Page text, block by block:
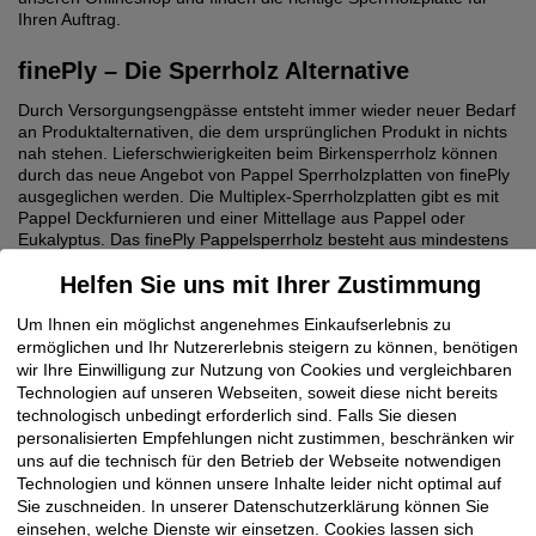
Ihren Auftrag.
finePly – Die Sperrholz Alternative
Durch Versorgungsengpässe entsteht immer wieder neuer Bedarf
an Produktalternativen, die dem ursprünglichen Produkt in nichts
nah stehen. Lieferschwierigkeiten beim Birkensperrholz können
durch das neue Angebot von Pappel Sperrholzplatten von finePly
ausgeglichen werden. Die Multiplex-Sperrholzplatten gibt es mit
Pappel Deckfurnieren und einer Mittellage aus Pappel oder
Eukalyptus. Das finePly Pappelsperrholz besteht aus mindestens
mach und mit einer sauberen Kantenoptik versieht. Daher eignen
sich die finePly Pappel Sperrholzplatten gut für den Möbel- und
Innenausbau.
Klöpfer Service: Wir sind für Sie da.
Wussten Sie, dass unsere Fehlerfreiheitsquote von Lieferungen
bei über 97 % liegt? Das ist einer von zahlreichen Klöpfer
Services! Pappelsperrholz kaufen Sie ganz einfach und bequem
bei uns im Onlineshop für Gewerbekunden. Sie haben Fragen,
etwa zur Zertifizierung unserer Pappel Sperrholzplatten? Dann
kontaktieren Sie noch heute einen unserer Experten und lassen
Helfen Sie uns mit Ihrer Zustimmung
Um Ihnen ein möglichst angenehmes Einkaufserlebnis zu
ermöglichen und Ihr Nutzererlebnis steigern zu können, benötigen
wir Ihre Einwilligung zur Nutzung von Cookies und vergleichbaren
Technologien auf unseren Webseiten, soweit diese nicht bereits
technologisch unbedingt erforderlich sind. Falls Sie diesen
personalisierten Empfehlungen nicht zustimmen, beschränken wir
uns auf die technisch für den Betrieb der Webseite notwendigen
Technologien und können unsere Inhalte leider nicht optimal auf
Sie zuschneiden. In unserer Datenschutzerklärung können Sie
einsehen, welche Dienste wir einsetzen. Cookies lassen sich